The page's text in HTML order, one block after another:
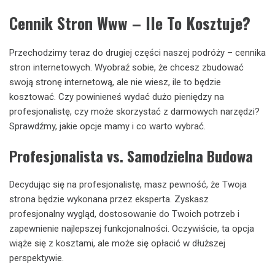
Cennik Stron Www – Ile To Kosztuje?
Przechodzimy teraz do drugiej części naszej podróży – cennika
stron internetowych. Wyobraź sobie, że chcesz zbudować
swoją stronę internetową, ale nie wiesz, ile to będzie
kosztować. Czy powinieneś wydać dużo pieniędzy na
profesjonalistę, czy może skorzystać z darmowych narzędzi?
Sprawdźmy, jakie opcje mamy i co warto wybrać.
Profesjonalista vs. Samodzielna Budowa
Decydując się na profesjonalistę, masz pewność, że Twoja
strona będzie wykonana przez eksperta. Zyskasz
profesjonalny wygląd, dostosowanie do Twoich potrzeb i
zapewnienie najlepszej funkcjonalności. Oczywiście, ta opcja
wiąże się z kosztami, ale może się opłacić w dłuższej
perspektywie.